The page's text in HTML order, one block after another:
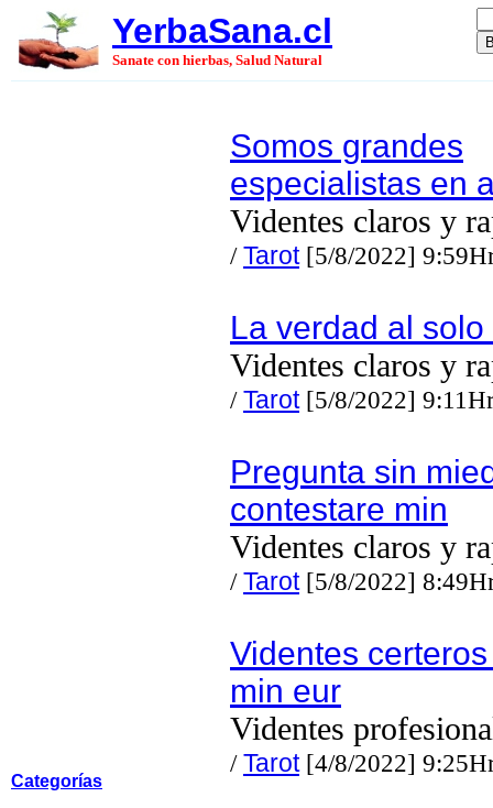
YerbaSana.cl
Sanate con hierbas, Salud Natural
Categorías
Somos grandes
especialistas en
Videntes claros y
/Tarot[5/8/2022]
La verdad al solo
Videntes claros y
/Tarot[5/8/2022]
Pregunta sin
contestare min
Videntes claros y
/Tarot[5/8/2022]
Videntes
min eur
Videntes
/Tarot[4/8/2022]